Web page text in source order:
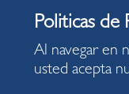
Al navegar en
usted acepta